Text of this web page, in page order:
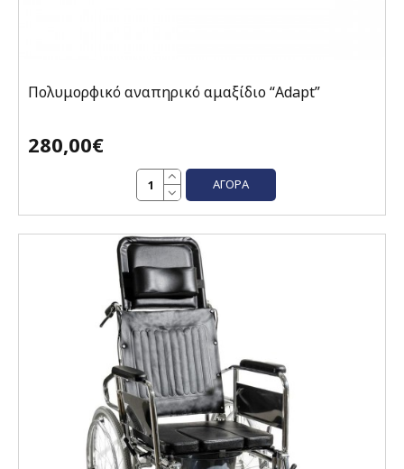
Πολυμορφικό αναπηρικό αμαξίδιο “Adapt”
280,00€
ΑΓΟΡΆ